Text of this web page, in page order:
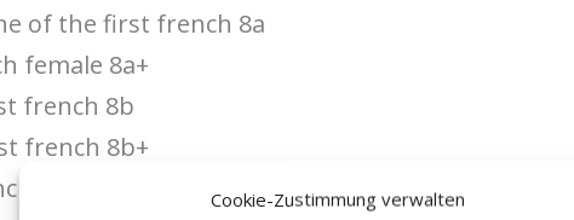
Cookie-Zustimmung verwalten
of the first french 8a
female 8a+
french 8b
french 8b+
8c.